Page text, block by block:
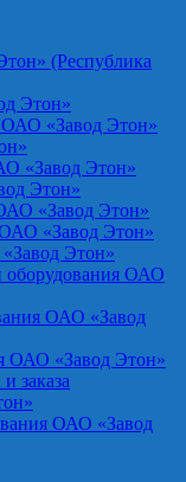
(Республика
Этон»
«Завод Этон»
«Завод Этон»
Этон»
«Завод Этон»
«Завод Этон»
Этон»
оборудования ОАО
ОАО «Завод
ОАО «Завод Этон»
заказа
ОАО «Завод